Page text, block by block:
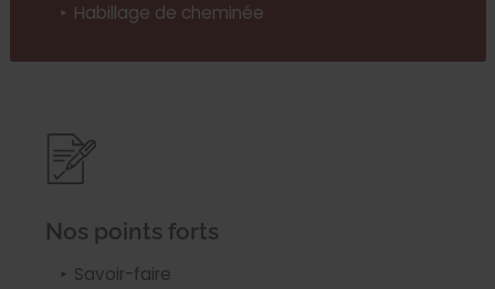
Habillage de cheminée
Nos points forts
Savoir-faire